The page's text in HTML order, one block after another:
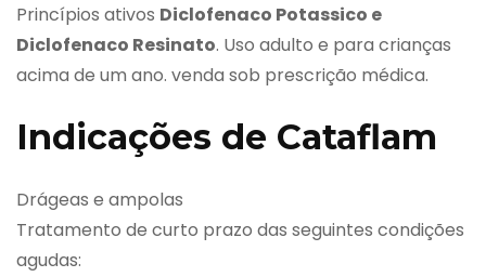
Princípios ativos Diclofenaco Potassico e
Diclofenaco Resinato. Uso adulto e para crianças
acima de um ano. venda sob prescrição médica.
Indicações de Cataflam
Drágeas e ampolas
Tratamento de curto prazo das seguintes condições
agudas: